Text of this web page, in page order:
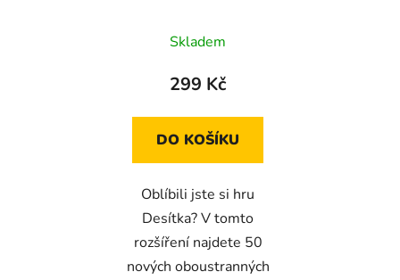
Skladem
299 Kč
DO KOŠÍKU
Oblíbili jste si hru
Desítka? V tomto
rozšíření najdete 50
nových oboustranných